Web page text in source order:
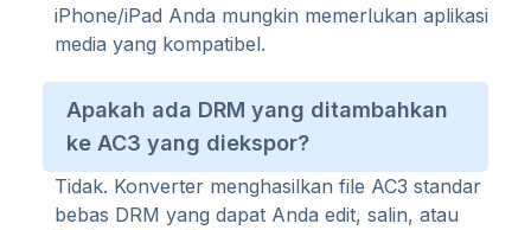
iPhone/iPad Anda mungkin memerlukan aplikasi
media yang kompatibel.
Apakah ada DRM yang ditambahkan
ke AC3 yang diekspor?
Tidak. Konverter menghasilkan file AC3 standar
bebas DRM yang dapat Anda edit, salin, atau